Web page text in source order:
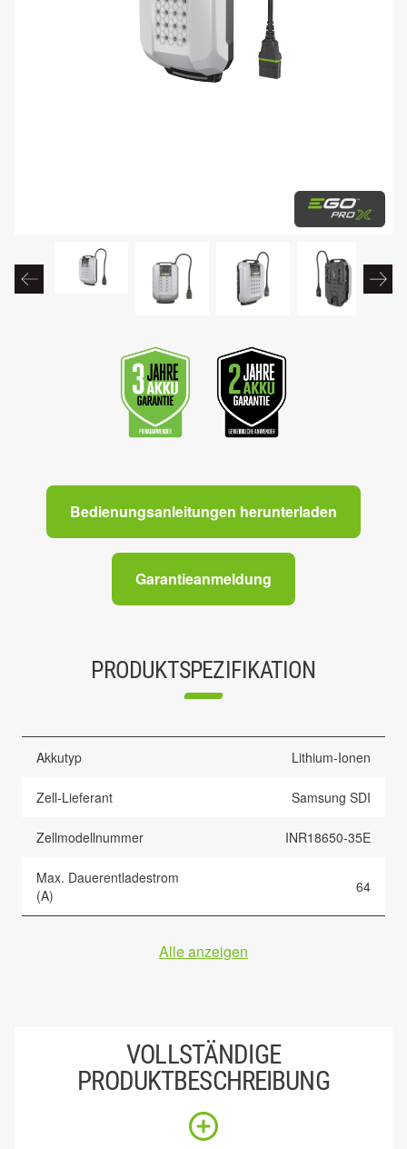
Bedienungsanleitungen herunterladen
Garantieanmeldung
PRODUKTSPEZIFIKATION
Akkutyp Lithium-Ionen
Zell-Lieferant Samsung SDI
Zellmodellnummer INR18650-35E
Max. Dauerentladestrom
(A)
64
Alle anzeigen
VOLLSTÄNDIGE
PRODUKTBESCHREIBUNG